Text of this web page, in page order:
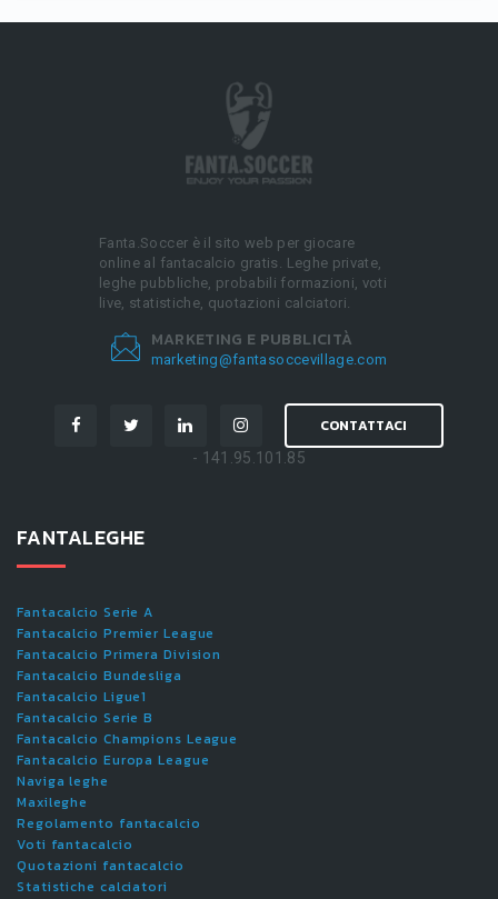
Fanta.Soccer è il sito web per giocare
online al fantacalcio gratis. Leghe private,
leghe pubbliche, probabili formazioni, voti
live, statistiche, quotazioni calciatori.
MARKETING E PUBBLICITÀ
marketing@fantasoccevillage.com
CONTATTACI
- 141.95.101.85
FANTALEGHE
Fantacalcio Serie A
Fantacalcio Premier League
Fantacalcio Primera Division
Fantacalcio Bundesliga
Fantacalcio Ligue1
Fantacalcio Serie B
Fantacalcio Champions League
Fantacalcio Europa League
Naviga leghe
Maxileghe
Regolamento fantacalcio
Voti fantacalcio
Quotazioni fantacalcio
Statistiche calciatori